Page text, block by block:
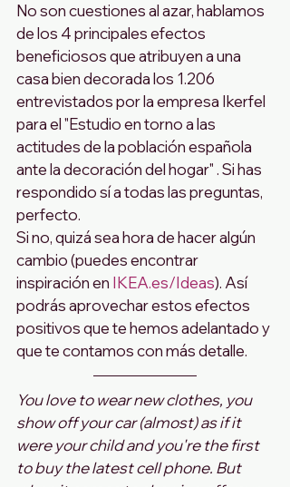
No son cuestiones al azar, hablamos
de los 4 principales efectos
beneficiosos que atribuyen a una
casa bien decorada los 1.206
entrevistados por la empresa Ikerfel
para el "Estudio en torno a las
actitudes de la población española
ante la decoración del hogar" . Si has
respondido sí a todas las preguntas,
perfecto.
Si no, quizá sea hora de hacer algún
cambio (puedes encontrar
inspiración en IKEA.es/Ideas). Así
podrás aprovechar estos efectos
positivos que te hemos adelantado y
que te contamos con más detalle.
You love to wear new clothes, you
show off your car (almost) as if it
were your child and you're the first
to buy the latest cell phone. But